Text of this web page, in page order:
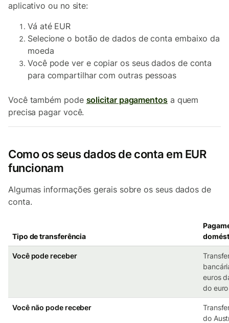
aplicativo ou no site:
Vá até EUR
Selecione o botão de dados de conta embaixo da
moeda
Você pode ver e copiar os seus dados de conta
para compartilhar com outras pessoas
Você também pode solicitar pagamentosa quem
precisa pagar você.
Como os seus dados de conta em EUR
funcionam
Algumas informações gerais sobre os seus dados de
conta.
Tipo de transferência
Você pode receber
euros
do euro
Você não pode receber
do